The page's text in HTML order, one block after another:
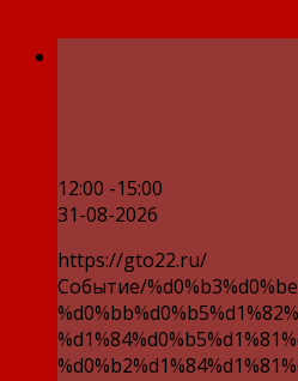
12:00 -15:00
31-08-2026
https://gto22.ru/
Событие/